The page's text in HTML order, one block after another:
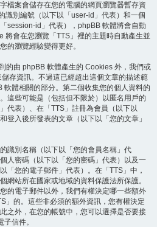
檔案會儲存在您的電腦的網頁瀏覽器暫存資
識別編號（以下以「user-id」代表）和一個
session-id」代表），phpBB 軟體將會自動
將會在您瀏覽「TTS」裡的主題時自動產生並
的瀏覽經驗變得更好。
的由 phpBB 軟體產生的 Cookies 外，我們或
存資訊。不過這已經超出這個文章的描述範
軟體相關的部分。第二個收集您的個人資料的
這些可能是（包括但不限於）以匿名用戶的
代表）、在「TTS」註冊為會員（以下以
登入後所發表的文章（以下以「您的文章」
識別名稱（以下以「您的會員名稱」代
人密碼（以下以「您的密碼」代表）以及一
「您的電子郵件」代表）。在「TTS」中，
網站所在國家或地域的資料保護法所保護。
的電子郵件以外，我們有權決定哪一些額外
」的。這些非必須的額外資訊，您有權決定
之外，在您的帳號中，您可以選擇是否要接
信件。